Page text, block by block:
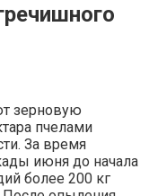
зерновую
пчелами
За время
июня до начала
более 200 кг